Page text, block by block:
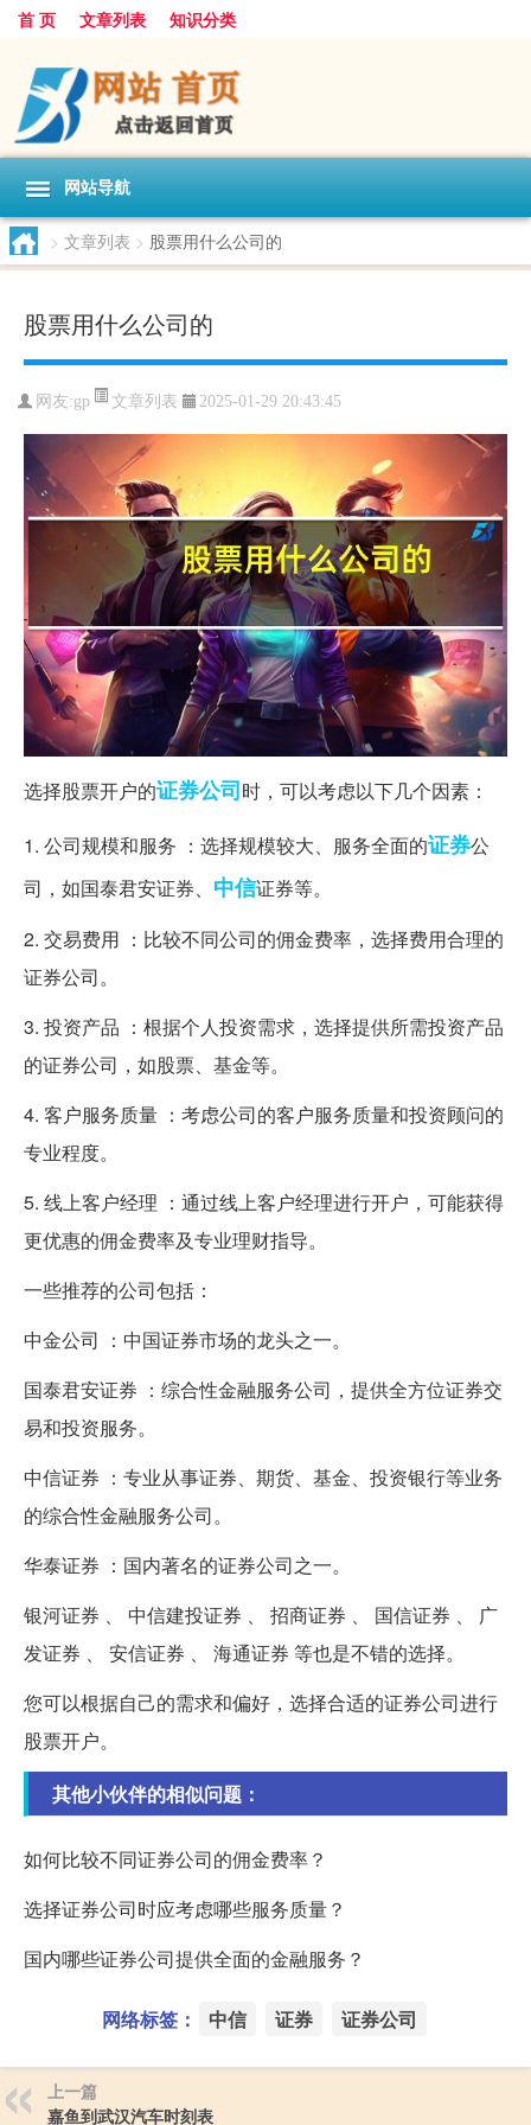
首 页 文章列表 知识分类
网站导航
> 文章列表 > 股票用什么公司的
股票用什么公司的
网友:gp 文章列表 2025-01-29 20:43:45
选择股票开户的证券公司时，可以考虑以下几个因素：
1. 公司规模和服务 ：选择规模较大、服务全面的证券公
司，如国泰君安证券、 中信证券等。
2. 交易费用 ：比较不同公司的佣金费率，选择费用合理的
证券公司。
3. 投资产品 ：根据个人投资需求，选择提供所需投资产品
的证券公司，如股票、基金等。
4. 客户服务质量 ：考虑公司的客户服务质量和投资顾问的
专业程度。
5. 线上客户经理 ：通过线上客户经理进行开户，可能获得
更优惠的佣金费率及专业理财指导。
一些推荐的公司包括：
中金公司 ：中国证券市场的龙头之一。
国泰君安证券 ：综合性金融服务公司，提供全方位证券交
易和投资服务。
中信证券 ：专业从事证券、期货、基金、投资银行等业务
的综合性金融服务公司。
华泰证券 ：国内著名的证券公司之一。
银河证券 、 中信建投证券 、 招商证券 、 国信证券 、 广
发证券 、 安信证券 、 海通证券 等也是不错的选择。
您可以根据自己的需求和偏好，选择合适的证券公司进行
股票开户。
其他小伙伴的相似问题：
如何比较不同证券公司的佣金费率？
选择证券公司时应考虑哪些服务质量？
国内哪些证券公司提供全面的金融服务？
网络标签： 中信 证券 证券公司
上一篇
嘉鱼到武汉汽车时刻表